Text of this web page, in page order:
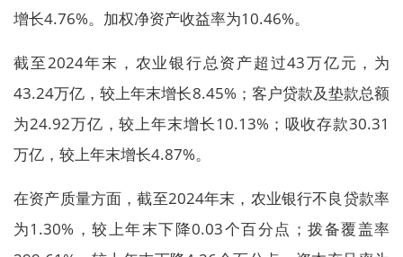
增长4.76%。加权净资产收益率为10.46%。
截至2024年末，农业银行总资产超过43万亿元，为
43.24万亿，较上年末增长8.45%；客户贷款及垫款总额
为24.92万亿，较上年末增长10.13%；吸收存款30.31
万亿，较上年末增长4.87%。
在资产质量方面，截至2024年末，农业银行不良贷款率
为1.30%，较上年末下降0.03个百分点；拨备覆盖率